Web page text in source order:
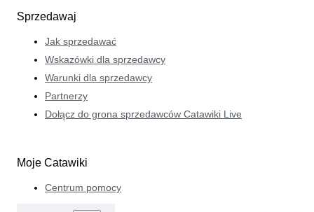
Sprzedawaj
Jak sprzedawać
Wskazówki dla sprzedawcy
Warunki dla sprzedawcy
Partnerzy
Dołącz do grona sprzedawców Catawiki Live
Moje Catawiki
Centrum pomocy